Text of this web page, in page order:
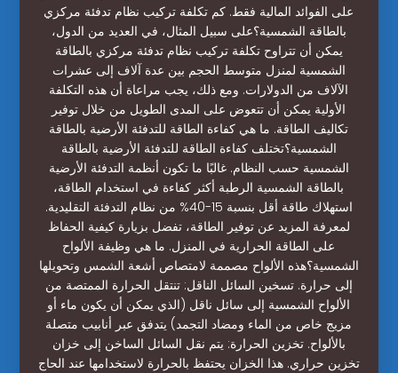
على الفوائد المالية فقط. كم تكلفة تركيب نظام تدفئة مركزي
بالطاقة الشمسية؟على سبيل المثال، في العديد من الدول،
يمكن أن تتراوح تكلفة تركيب نظام تدفئة مركزي بالطاقة
الشمسية لمنزل متوسط الحجم بين عدة آلاف إلى عشرات
الآلاف من الدولارات. ومع ذلك، يجب مراعاة أن هذه التكلفة
الأولية يمكن أن تتعوض على المدى الطويل من خلال توفير
تكاليف الطاقة. ما هي كفاءة الطاقة للتدفئة الأرضية بالطاقة
الشمسية؟تختلف كفاءة الطاقة للتدفئة الأرضية بالطاقة
الشمسية حسب النظام. غالبًا ما تكون أنظمة التدفئة الأرضية
بالطاقة الشمسية الرطبة أكثر كفاءة في استخدام الطاقة،
استهلاك طاقة أقل بنسبة 15-40% من نظام التدفئة التقليدية.
لمعرفة المزيد عن توفير الطاقة، تفضل بزيارة كيفية الحفاظ
على الطاقة الحرارية في المنزل. ما هي وظيفة الألواح
الشمسية؟هذه الألواح مصممة لامتصاص أشعة الشمس وتحويلها
إلى حرارة. تسخين السائل الناقل: تنتقل الحرارة الممتصة من
الألواح الشمسية إلى سائل ناقل (الذي يمكن أن يكون ماء أو
مزيج خاص من الماء ومضاد التجمد) يتدفق عبر أنابيب متصلة
بالألواح. تخزين الحرارة: يتم نقل السائل الساخن إلى خزان
تخزين حراري. هذا الخزان يحتفظ بالحرارة لاستخدامها عند الحاج